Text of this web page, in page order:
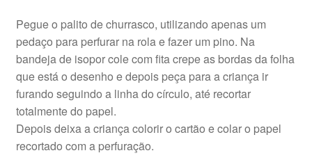
Pegue o palito de churrasco, utilizando apenas um
pedaço para perfurar na rola e fazer um pino. Na
bandeja de isopor cole com fita crepe as bordas da folha
que está o desenho e depois peça para a criança ir
furando seguindo a linha do círculo, até recortar
totalmente do papel.
Depois deixa a criança colorir o cartão e colar o papel
recortado com a perfuração.